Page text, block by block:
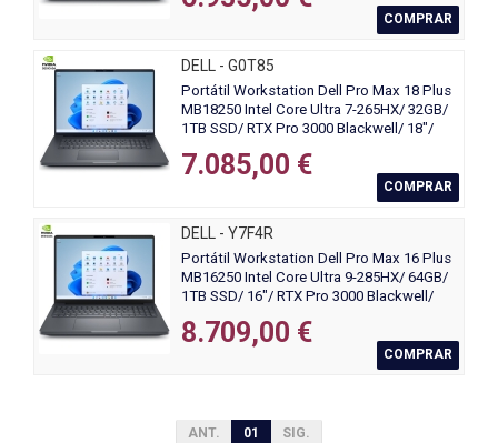
COMPRAR
DELL - G0T85
Portátil Workstation Dell Pro Max 18 Plus
MB18250 Intel Core Ultra 7-265HX/ 32GB/
1TB SSD/ RTX Pro 3000 Blackwell/ 18"/
7.085,00 €
COMPRAR
DELL - Y7F4R
Portátil Workstation Dell Pro Max 16 Plus
MB16250 Intel Core Ultra 9-285HX/ 64GB/
1TB SSD/ 16"/ RTX Pro 3000 Blackwell/
8.709,00 €
COMPRAR
ANT. 01 SIG.